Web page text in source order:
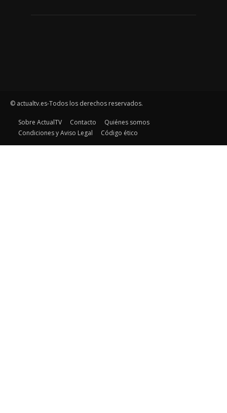
© actualtv.es-Todos los derechos reservados.
Sobre ActualTV Contacto
Quiénes somos
Condiciones y Aviso Legal
Código ético